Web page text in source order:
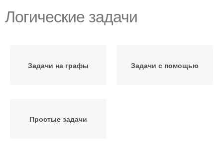
Логические задачи
Задачи на графы Задачи с помощью
Простые задачи